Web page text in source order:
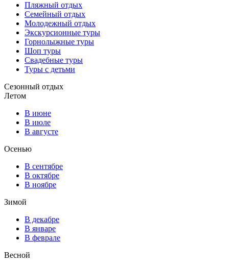
Пляжный отдых
Семейный отдых
Молодежный отдых
Экскурсионные туры
Горнолыжные туры
Шоп туры
Свадебные туры
Туры с детьми
Сезонный отдых
Летом
В июне
В июле
В августе
Осенью
В сентябре
В октябре
В ноябре
Зимой
В декабре
В январе
В феврале
Весной